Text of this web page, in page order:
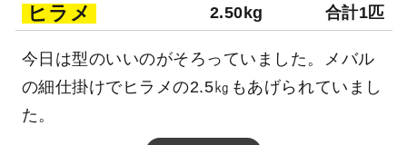
ヒラメ
2.50kg 合計1匹
今日は型のいいのがそろっていました。メバル
の細仕掛けでヒラメの2.5㎏もあげられていまし
た。